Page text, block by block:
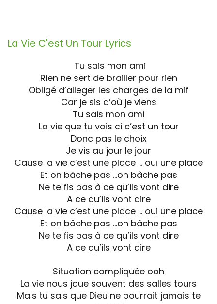
La Vie C'est Un Tour Lyrics
Tu sais mon ami
Rien ne sert de brailler pour rien
Obligé d’alleger les charges de la mif
Car je sis d’où je viens
Tu sais mon ami
La vie que tu vois ci c’est un tour
Donc pas le choix
Je vis au jour le jour
Cause la vie c’est une place … oui une place
Et on bâche pas …on bâche pas
Ne te fis pas à ce qu’ils vont dire
A ce qu’ils vont dire
Cause la vie c’est une place … oui une place
Et on bâche pas …on bâche pas
Ne te fis pas à ce qu’ils vont dire
A ce qu’ils vont dire
Situation compliquée ooh
La vie nous joue souvent des salles tours
Mais tu sais que Dieu ne pourrait jamais te